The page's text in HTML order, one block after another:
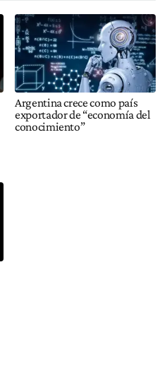
Argentina crece como país
exportador de “economía del
conocimiento”